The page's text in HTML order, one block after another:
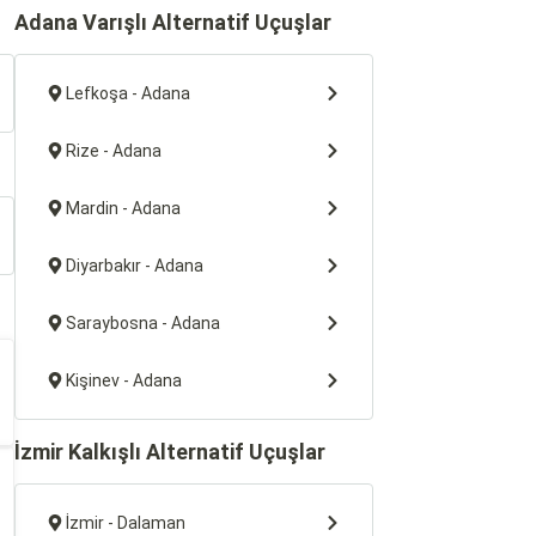
Adana Varışlı Alternatif Uçuşlar
Lefkoşa - Adana
Rize - Adana
Mardin - Adana
Diyarbakır - Adana
Saraybosna - Adana
Kişinev - Adana
İzmir Kalkışlı Alternatif Uçuşlar
İzmir - Dalaman